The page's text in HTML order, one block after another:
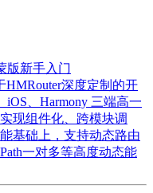
版新手入门
HMRouter深度定制的开
、Harmony 三端高一
现组件化、跨模块调
基础上，支持动态路由
一对多等高度动态能